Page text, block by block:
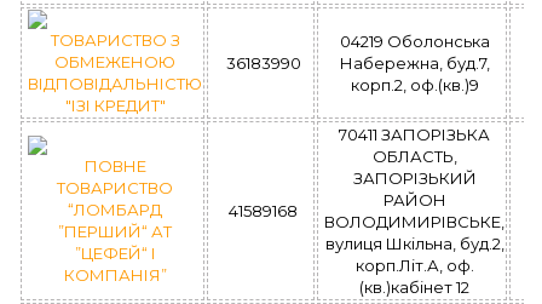
ТОВАРИСТВО З
ОБМЕЖЕНОЮ
ВІДПОВІДАЛЬНІСТЮ
"ІЗІ КРЕДИТ"
36183990
04219 Оболонська
Набережна, буд.7,
корп.2, оф.(кв.)9
ПОВНЕ
ТОВАРИСТВО
“ЛОМБАРД
”ПЕРШИЙ“ АТ
”ЦЕФЕЙ“ І
КОМПАНІЯ”
41589168
70411 ЗАПОРІЗЬКА
ОБЛАСТЬ,
ЗАПОРІЗЬКИЙ
РАЙОН
ВОЛОДИМИРІВСЬКЕ,
вулиця Шкільна, буд.2,
корп.Літ.А, оф.
(кв.)кабінет 12